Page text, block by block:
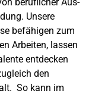
Unsere
befähigen zum
Arbeiten, lassen
entdecken
den
So kann im